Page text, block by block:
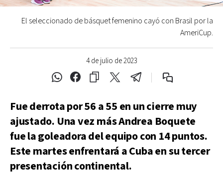
4 de julio de 2023
El seleccionado de básquet femenino cayó con Brasil por la
AmeriCup.
Fue derrota por 56 a 55 en un cierre muy
ajustado. Una vez más Andrea Boquete
fue la goleadora del equipo con 14 puntos.
Este martes enfrentará a Cuba en su tercer
presentación continental.